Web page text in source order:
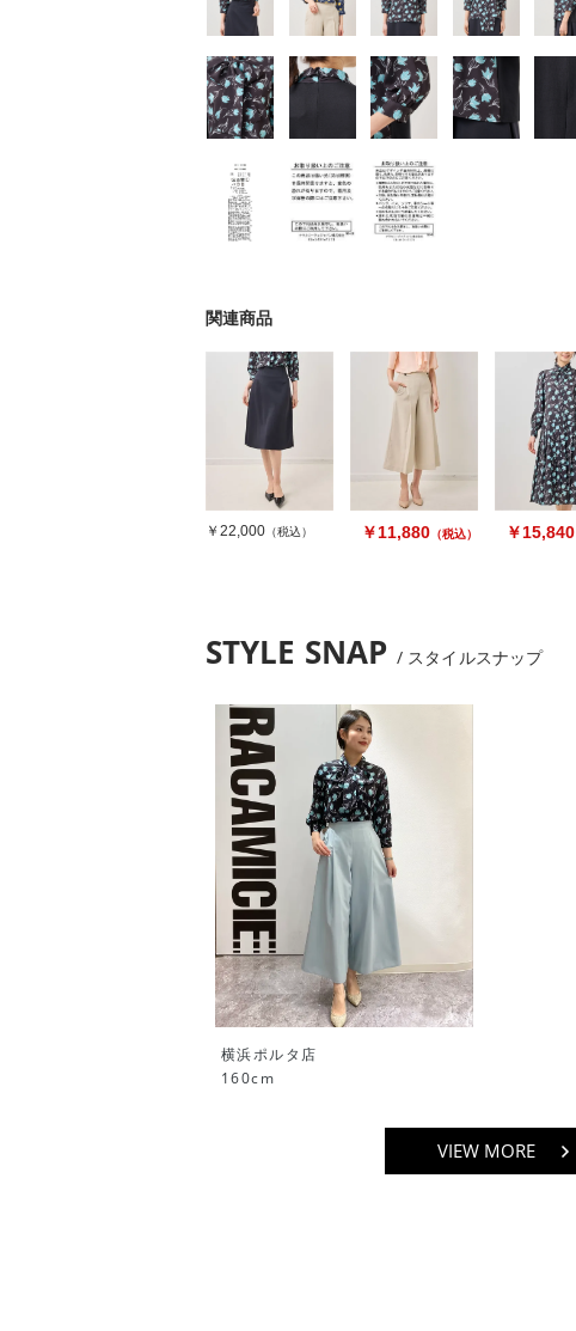
関連商品
￥22,000 （税込） ￥11,880 （税込） ￥15,840
STYLE SNAP スタイルスナップ
横浜ポルタ店
160cm
VIEW MORE